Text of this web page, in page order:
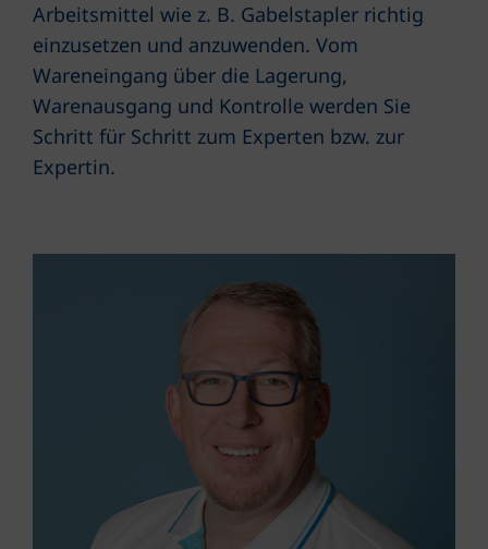
Arbeitsmittel wie z. B. Gabelstapler richtig
einzusetzen und anzuwenden. Vom
Wareneingang über die Lagerung,
Warenausgang und Kontrolle werden Sie
Schritt für Schritt zum Experten bzw. zur
Expertin.